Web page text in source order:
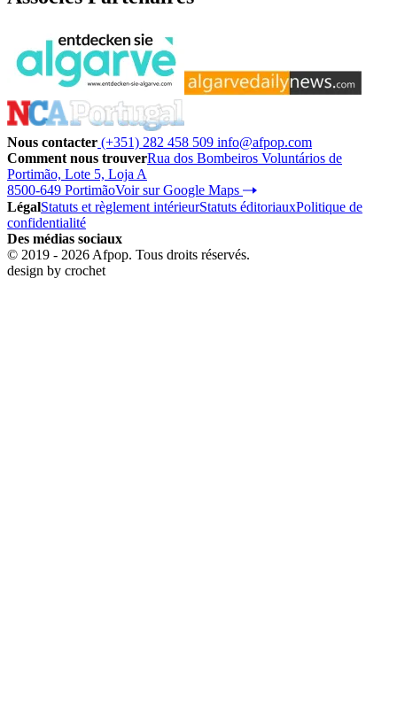
Nous contacter (+351) 282 458 509 info@afpop.com
Comment nous trouverRua dos Bombeiros Voluntários de
Portimão, Lote 5, Loja A
8500-649 PortimãoVoir sur Google Maps
LégalStatuts et règlement intérieurStatuts éditoriauxPolitique de
confidentialité
Des médias sociaux
© 2019 - 2026 Afpop. Tous droits réservés.
design by crochet